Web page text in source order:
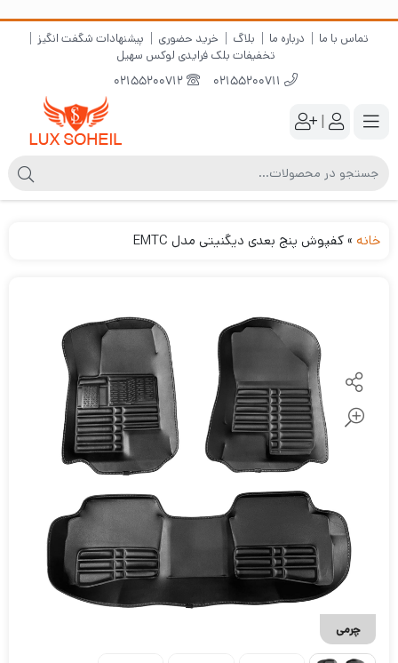
تماس با ما درباره ما بلاگ خرید حضوری
پیشنهادات شگفت انگیز
تخفیفات بلک فرایدی لوکس سهیل
|
خانه »کفپوش پنج بعدی دیگنیتی مدل EMTC
چرمی